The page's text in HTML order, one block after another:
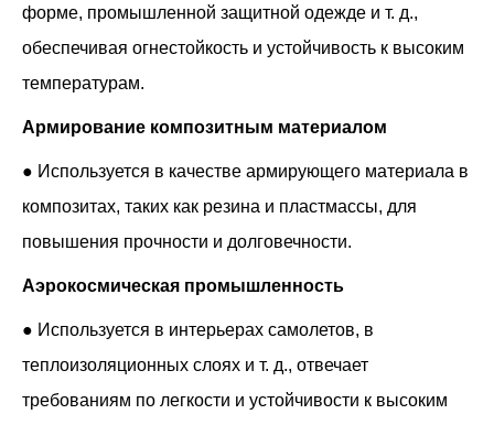
форме, промышленной защитной одежде и т. д.,
обеспечивая огнестойкость и устойчивость к высоким
температурам.
Армирование композитным материалом
● Используется в качестве армирующего материала в
композитах, таких как резина и пластмассы, для
повышения прочности и долговечности.
Аэрокосмическая промышленность
● Используется в интерьерах самолетов, в
теплоизоляционных слоях и т. д., отвечает
требованиям по легкости и устойчивости к высоким